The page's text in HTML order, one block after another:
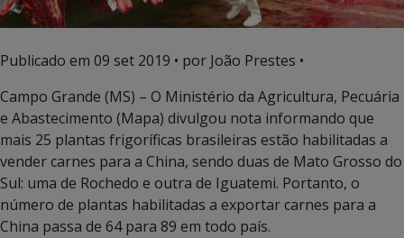
Publicado em 09 set 2019 • por João Prestes •
Campo Grande (MS) – O Ministério da Agricultura, Pecuária
e Abastecimento (Mapa) divulgou nota informando que
mais 25 plantas frigoríficas brasileiras estão habilitadas a
vender carnes para a China, sendo duas de Mato Grosso do
Sul: uma de Rochedo e outra de Iguatemi. Portanto, o
número de plantas habilitadas a exportar carnes para a
China passa de 64 para 89 em todo país.